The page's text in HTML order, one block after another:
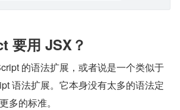
要用 JSX？
的语法扩展，或者说是一个类似于
语法扩展。它本身没有太多的语法定
多的标准。